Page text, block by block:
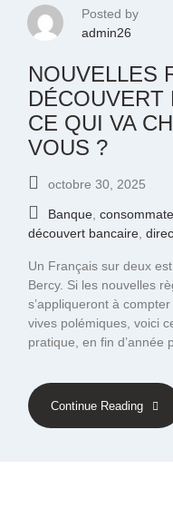
Posted by
admin26
NOUVELLES
DÉCOUVERT
CE QUI VA
VOUS ?
octobre 30, 2025
Banque
découvert bancaire
Un Français sur deux
Bercy. Si les nouvelles
s’appliqueront à
vives polémiques, voici
pratique, en fin d’année
Continue Reading